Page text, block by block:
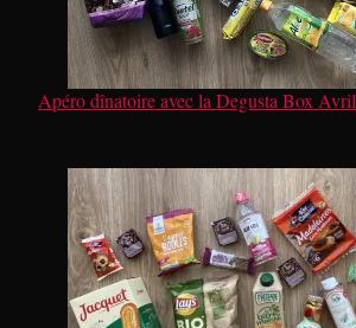
Apéro dînatoire avec la Degusta Box Avril